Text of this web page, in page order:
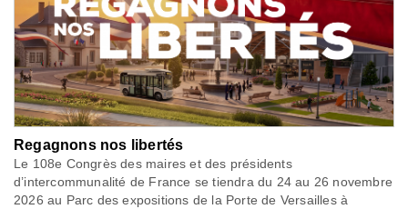
Regagnons nos libertés
Le 108e Congrès des maires et des présidents
d’intercommunalité de France se tiendra du 24 au 26 novembre
2026 au Parc des expositions de la Porte de Versailles à